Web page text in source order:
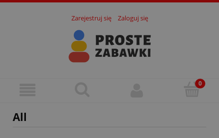
Zarejestruj się Zaloguj się
All